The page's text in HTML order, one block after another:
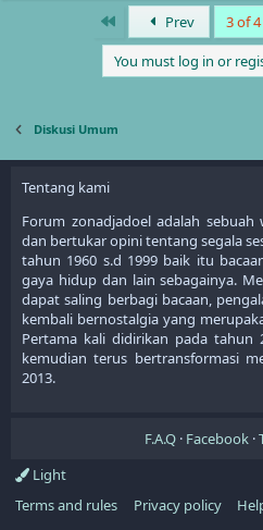
:
Prev 3 of 4
You must log in or
Diskusi Umum
Tentang kami
Forum zonadjadoel adalah
dan bertukar opini tentang segala
tahun 1960 s.d 1999 baik itu
gaya hidup dan lain sebagainya.
dapat saling berbagi bacaan,
kembali bernostalgia yang
Pertama kali didirikan pada tahun
kemudian terus bertransformasi
2013.
F.A.Q Facebook
Light
Terms and rules
Privacy policy